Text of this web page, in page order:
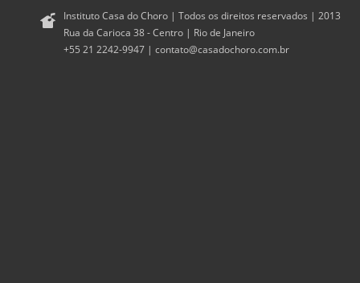
Instituto Casa do Choro | Todos os direitos reservados | 2013
Rua da Carioca 38 - Centro | Rio de Janeiro
+55 21 2242-9947 | contato@casadochoro.com.br